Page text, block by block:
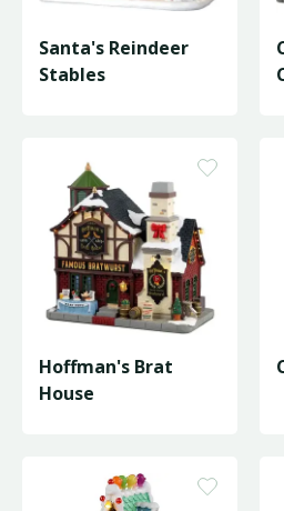
Santa's Reindeer
Stables
Hoffman's Brat
House